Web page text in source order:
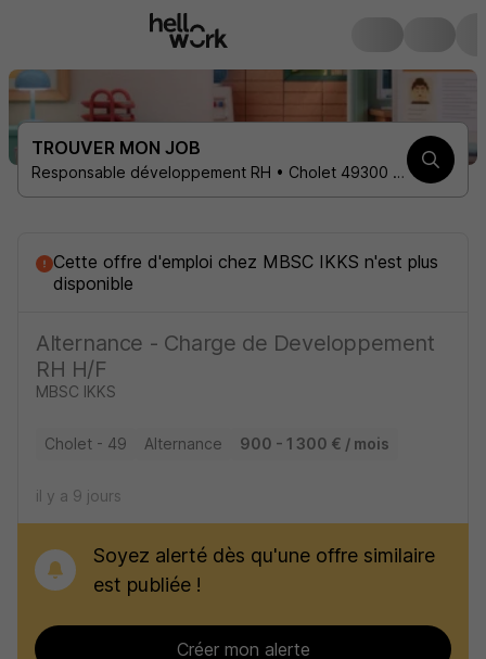
TROUVER MON JOB
Responsable développement RH • Cholet 49300 • 1 contrat
Cette offre d'emploi chez MBSC IKKS n'est plus
disponible
Alternance - Charge de Developpement
RH H/F
MBSC IKKS
Cholet - 49 Alternance 900 - 1 300 € / mois
il y a 9 jours
Soyez alerté dès qu'une offre similaire
est publiée !
Créer mon alerte